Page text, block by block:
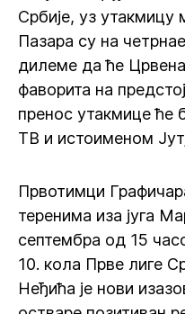
Србије, уз
Пазара су на
дилеме да ће
фаворита на
пренос утакмице ће
ТВ и истоименом
Првотимци
теренима иза југа
септембра од 15
10. кола Прве лиге
Неђића је нови